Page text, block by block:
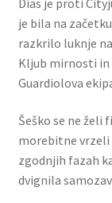
je bila na
razkrilo luknje
Kljub mirnosti in
Guardiolova
Šeško se ne
morebitne vrzeli
zgodnjih fazah
dvignila